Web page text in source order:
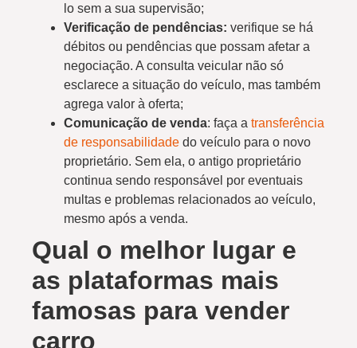
lo sem a sua supervisão;
Verificação de pendências: verifique se há
débitos ou pendências que possam afetar a
negociação. A consulta veicular não só
esclarece a situação do veículo, mas também
agrega valor à oferta;
Comunicação de venda: faça a transferência
de responsabilidade do veículo para o novo
proprietário. Sem ela, o antigo proprietário
continua sendo responsável por eventuais
multas e problemas relacionados ao veículo,
mesmo após a venda.
Qual o melhor lugar e
as plataformas mais
famosas para vender
carro